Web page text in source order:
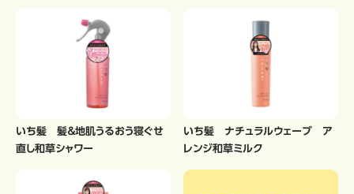
いち髪 髪＆地肌うるおう寝ぐせ
直し和草シャワー
いち髪 ナチュラルウェーブ ア
レンジ和草ミルク